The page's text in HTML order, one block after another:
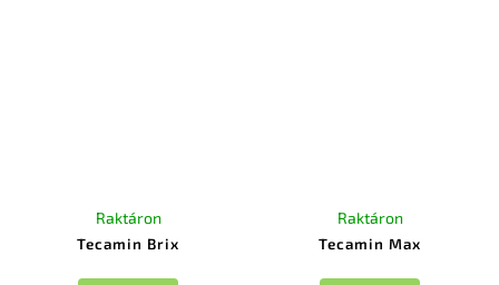
Tecamin Brix
Raktáron
Tecamin Max
Raktáron